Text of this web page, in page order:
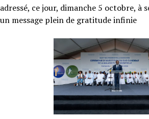
adressé, ce jour, dimanche 5 octobre, à
un message plein de gratitude infinie